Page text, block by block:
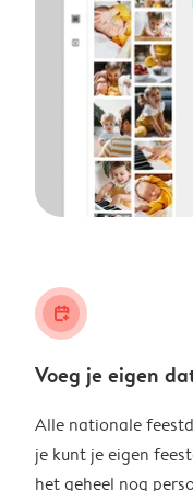
calendar_plus
Voeg je eigen
Alle nationale
je kunt je eigen
het geheel nog